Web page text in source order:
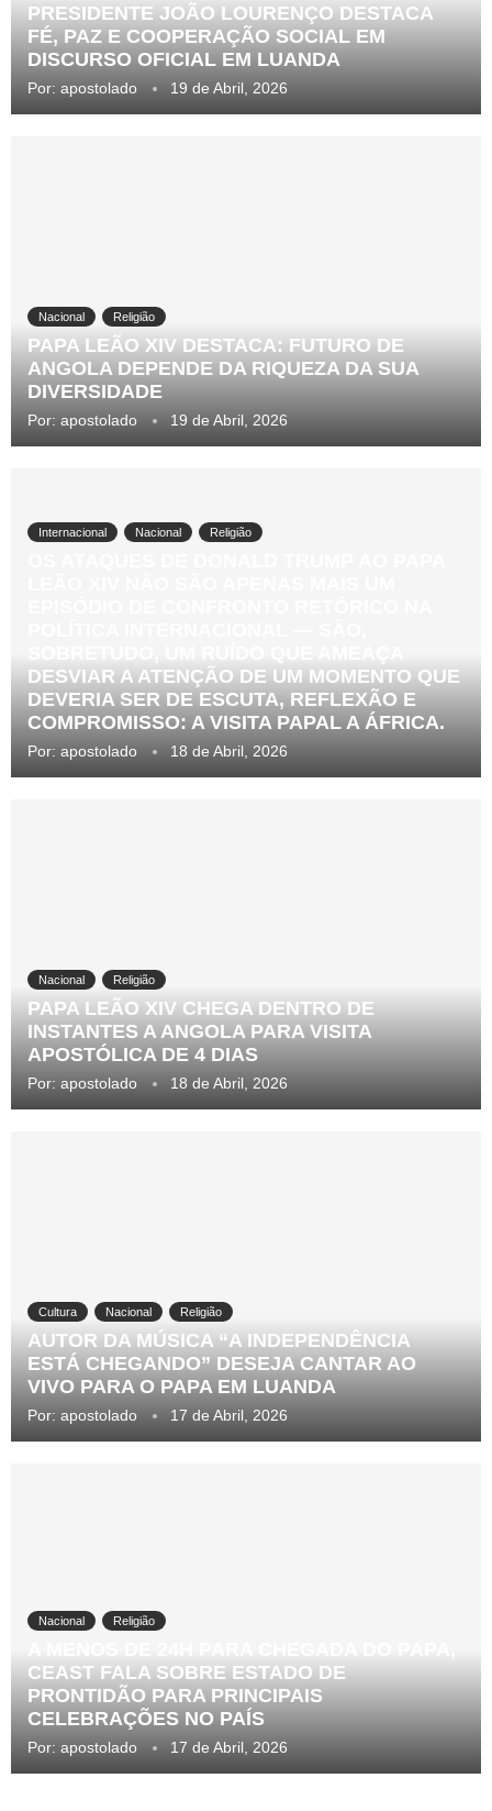
PRESIDENTE JOÃO LOURENÇO DESTACA
FÉ, PAZ E COOPERAÇÃO SOCIAL EM
DISCURSO OFICIAL EM LUANDA
Por: apostolado 19 de Abril, 2026
Nacional Religião
PAPA LEÃO XIV DESTACA: FUTURO DE
ANGOLA DEPENDE DA RIQUEZA DA SUA
DIVERSIDADE
Por: apostolado 19 de Abril, 2026
Internacional Nacional Religião
DESVIAR A ATENÇÃO DE UM MOMENTO QUE
DEVERIA SER DE ESCUTA, REFLEXÃO E
COMPROMISSO: A VISITA PAPAL A ÁFRICA.
Por: apostolado 18 de Abril, 2026
Nacional Religião
PAPA LEÃO XIV CHEGA DENTRO DE
INSTANTES A ANGOLA PARA VISITA
APOSTÓLICA DE 4 DIAS
Por: apostolado 18 de Abril, 2026
Cultura Nacional Religião
AUTOR DA MÚSICA “A INDEPENDÊNCIA
ESTÁ CHEGANDO” DESEJA CANTAR AO
VIVO PARA O PAPA EM LUANDA
Por: apostolado 17 de Abril, 2026
Nacional Religião
CEAST FALA SOBRE ESTADO DE
PRONTIDÃO PARA PRINCIPAIS
CELEBRAÇÕES NO PAÍS
Por: apostolado 17 de Abril, 2026